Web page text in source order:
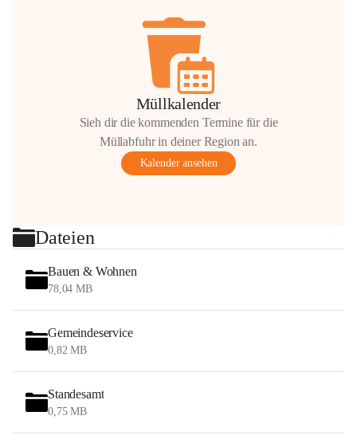
Müllkalender
Sieh dir die kommenden Termine für die
Müllabfuhr in deiner Region an.
Kalender ansehen
Dateien
Bauen & Wohnen
78,04 MB
Gemeindeservice
0,82 MB
Standesamt
0,75 MB